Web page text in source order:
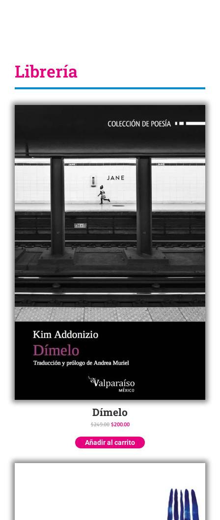
Librería
Dímelo
$249.00 $200.00
Añadir al carrito